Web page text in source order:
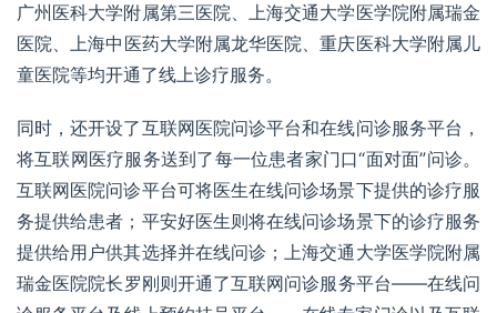
广州医科大学附属第三医院、上海交通大学医学院附属瑞金
医院、上海中医药大学附属龙华医院、重庆医科大学附属儿
童医院等均开通了线上诊疗服务。
同时，还开设了互联网医院问诊平台和在线问诊服务平台，
将互联网医疗服务送到了每一位患者家门口“面对面”问诊。
互联网医院问诊平台可将医生在线问诊场景下提供的诊疗服
务提供给患者；平安好医生则将在线问诊场景下的诊疗服务
提供给用户供其选择并在线问诊；上海交通大学医学院附属
瑞金医院院长罗刚则开通了互联网问诊服务平台——在线问